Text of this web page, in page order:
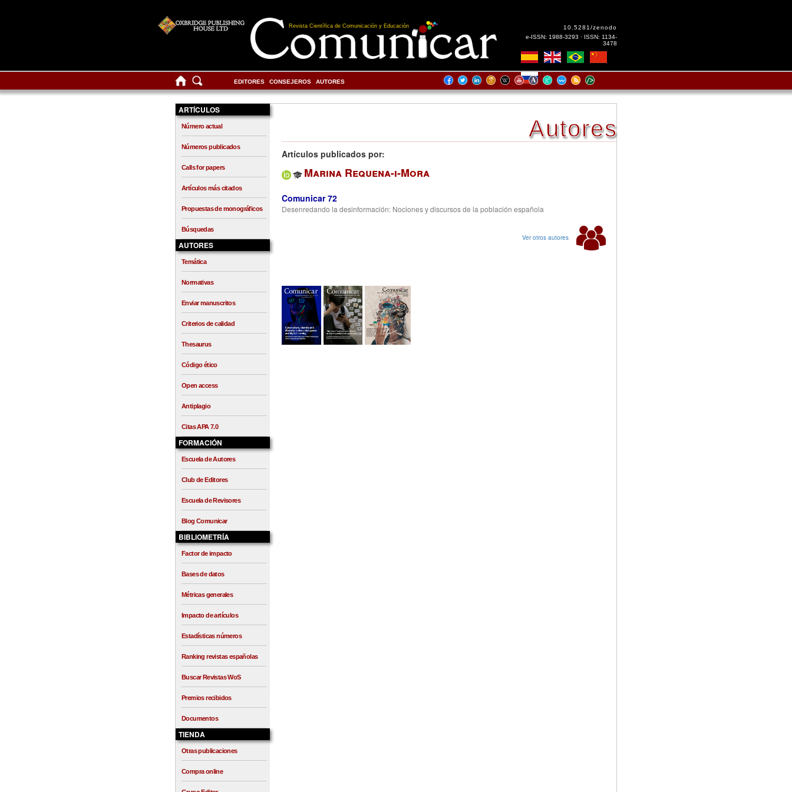
Revista Científica de Comunicación y Educación
10.5281/zenodo
e-ISSN: 1988-3293 · ISSN: 1134-
3478
EDITORES CONSEJEROS AUTORES
ARTÍCULOS
Número actual
Números publicados
Calls for papers
Artículos más citados
Propuestas de monográficos
Búsquedas
AUTORES
Temática
Normativas
Enviar manuscritos
Criterios de calidad
Thesaurus
Código ético
Open access
Antiplagio
Citas APA 7.0
FORMACIÓN
Escuela de Autores
Club de Editores
Escuela de Revisores
Blog Comunicar
BIBLIOMETRÍA
Factor de impacto
Bases de datos
Métricas generales
Impacto de artículos
Estadísticas números
Ranking revistas españolas
Buscar Revistas WoS
Premios recibidos
Documentos
TIENDA
Otras publicaciones
Compra online
Autores
Artículos publicados por:
Marina Requena-i-Mora
Comunicar 72
Desenredando la desinformación: Nociones y discursos de la población española
Ver otros autores